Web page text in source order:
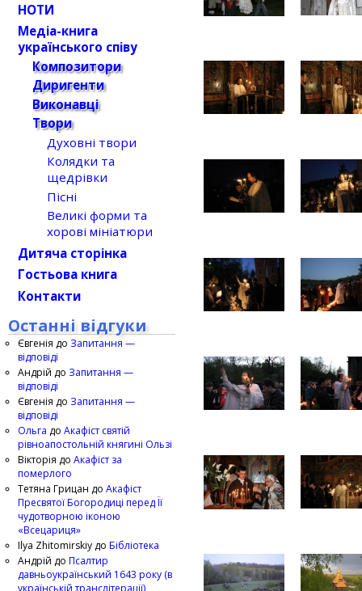
НОТИ
Медіа-книга
українського співу
Композитори
Диригенти
Виконавці
Твори
Духовні твори
Колядки та
щедрівки
Пісні
Великі форми та
хорові мініатюри
Дитяча сторінка
Гостьова книга
Контакти
Останні відгуки
Євгенія до Запитання —
відповіді
Андрій до Запитання —
відповіді
Євгенія до Запитання —
відповіді
Ольга до Акафіст святій
рівноапостольній княгині Ользі
Вікторія до Акафіст за
померлого
Тетяна Грицан до Акафіст
Пресвятої Богородиці перед Її
чудотворною іконою
«Всецариця»
Ilya Zhitomirskiy до Бібліотека
Андрій до Псалтир
давньоукраїнський 1643 року (в
українській транслітерації)